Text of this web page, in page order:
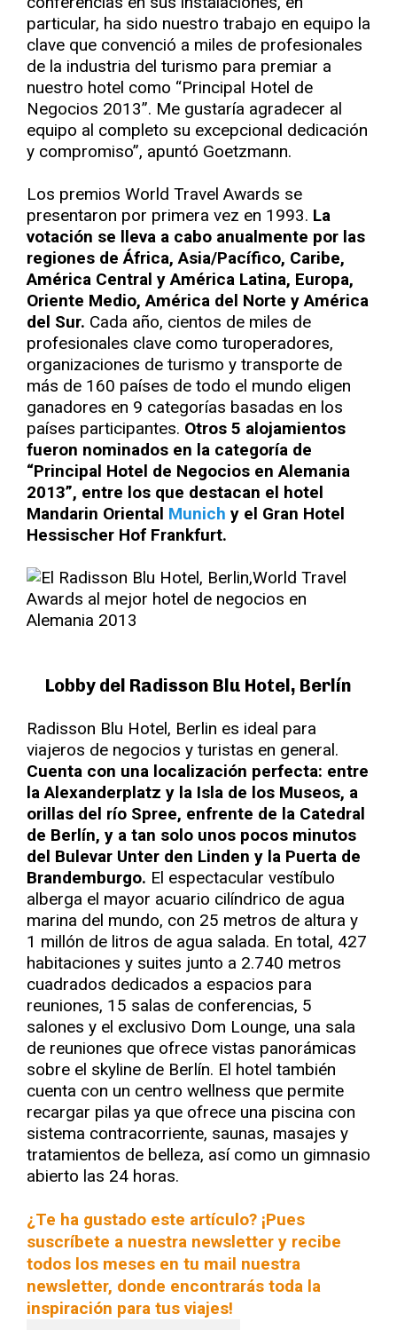
particular, ha sido nuestro trabajo en equipo la
clave que convenció a miles de profesionales
de la industria del turismo para premiar a
nuestro hotel como “Principal Hotel de
Negocios 2013”. Me gustaría agradecer al
equipo al completo su excepcional dedicación
y compromiso”, apuntó Goetzmann.
Los premios World Travel Awards se
presentaron por primera vez en 1993. La
votación se lleva a cabo anualmente por las
regiones de África, Asia/Pacífico, Caribe,
América Central y América Latina, Europa,
Oriente Medio, América del Norte y América
del Sur. Cada año, cientos de miles de
profesionales clave como turoperadores,
organizaciones de turismo y transporte de
más de 160 países de todo el mundo eligen
ganadores en 9 categorías basadas en los
países participantes. Otros 5 alojamientos
fueron nominados en la categoría de
“Principal Hotel de Negocios en Alemania
2013”, entre los que destacan el hotel
Mandarin Oriental Munich y el Gran Hotel
Hessischer Hof Frankfurt.
Lobby del Radisson Blu Hotel, Berlín
Radisson Blu Hotel, Berlin es ideal para
viajeros de negocios y turistas en general.
Cuenta con una localización perfecta: entre
la Alexanderplatz y la Isla de los Museos, a
orillas del río Spree, enfrente de la Catedral
de Berlín, y a tan solo unos pocos minutos
del Bulevar Unter den Linden y la Puerta de
Brandemburgo. El espectacular vestíbulo
alberga el mayor acuario cilíndrico de agua
marina del mundo, con 25 metros de altura y
1 millón de litros de agua salada. En total, 427
habitaciones y suites junto a 2.740 metros
cuadrados dedicados a espacios para
reuniones, 15 salas de conferencias, 5
salones y el exclusivo Dom Lounge, una sala
de reuniones que ofrece vistas panorámicas
sobre el skyline de Berlín. El hotel también
cuenta con un centro wellness que permite
recargar pilas ya que ofrece una piscina con
sistema contracorriente, saunas, masajes y
tratamientos de belleza, así como un gimnasio
abierto las 24 horas.
¿Te ha gustado este artículo? ¡Pues
suscríbete a nuestra newsletter y recibe
todos los meses en tu mail nuestra
newsletter, donde encontrarás toda la
inspiración para tus viajes!